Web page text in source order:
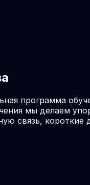
программа
мы делаем
связь, короткие